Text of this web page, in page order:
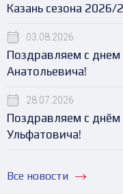
Казань сезона 2026/
03.08.2026
Поздравляем с днем
Анатольевича!
28.07.2026
Поздравляем с
Ульфатовича!
Все новости